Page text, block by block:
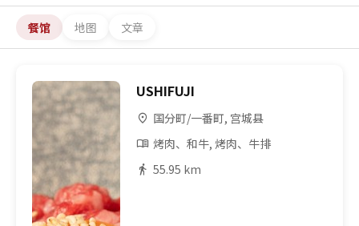
餐馆 地图 文章
USHIFUJI
国分町/一番町, 宫城县
烤肉、和牛, 烤肉、牛排
55.95 km